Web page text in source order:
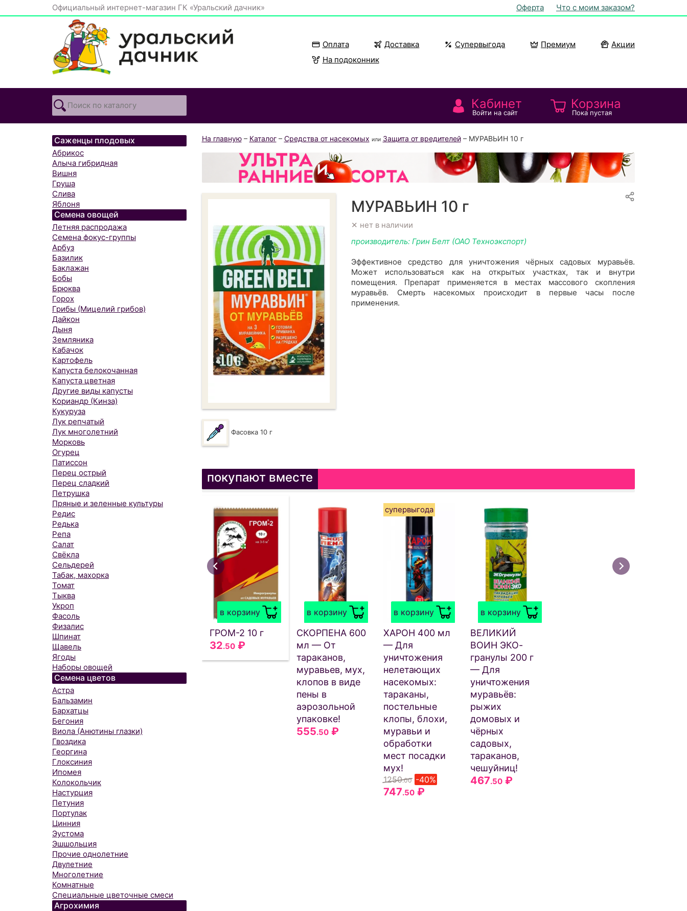
Официальный интернет-магазин ГК «Уральский дачник» Оферта Что с моим заказом?
Оплата Доставка Супервыгода Премиум
Акции
На подоконник
Кабинет
Войти на сайт
Корзина
Пока пустая
Саженцы плодовых
Абрикос
Алыча гибридная
Вишня
Груша
Слива
Яблоня
Семена овощей
Летняя распродажа
Семена фокус-группы
Арбуз
Базилик
Баклажан
Бобы
Брюква
Горох
Грибы (Мицелий грибов)
Дайкон
Дыня
Земляника
Кабачок
Картофель
Капуста белокочанная
Капуста цветная
Другие виды капусты
Кориандр (Кинза)
Кукуруза
Лук репчатый
Лук многолетний
Морковь
Огурец
Патиссон
Перец острый
Перец сладкий
Петрушка
Пряные и зеленные культуры
Редис
Редька
Репа
Салат
Свёкла
Сельдерей
Табак, махорка
Томат
Тыква
Укроп
Фасоль
Физалис
Шпинат
Щавель
Ягоды
Наборы овощей
Семена цветов
Астра
Бальзамин
Бархатцы
Бегония
Виола (Анютины глазки)
Гвоздика
Георгина
Глоксиния
Ипомея
Колокольчик
Настурция
Петуния
Портулак
Цинния
Эустома
Эшшольция
Прочие однолетние
Двулетние
Многолетние
Комнатные
Специальные цветочные смеси
Агрохимия
На главную– Каталог– Средства от насекомых или Защита от вредителей– МУРАВЬИН 10 г
Фасовка 10 г
МУРАВЬИН 10 г
✕ нет в наличии
производитель: Грин Белт (ОАО Техноэкспорт)
Эффективное средство для уничтожения чёрных садовых муравьёв.
Может использоваться как на открытых участках, так и внутри
помещения. Препарат применяется в местах массового скопления
муравьёв. Смерть насекомых происходит в первые часы после
применения.
покупают вместе
в корзину
ГРОМ-2 10 г
32.50₽
в корзину
СКОРПЕНА 600
мл — От
тараканов,
муравьев, мух,
клопов в виде
пены в
аэрозольной
упаковке!
555.50₽
в корзину
супервыгода
ХАРОН 400 мл
— Для
уничтожения
нелетающих
насекомых:
тараканы,
постельные
клопы, блохи,
муравьи и
обработки
мест посадки
мух!
1250.00 -40%
747.50₽
в корзину
ВЕЛИКИЙ
ВОИН ЭКО-
гранулы 200 г
— Для
уничтожения
муравьёв:
рыжих
домовых и
чёрных
садовых,
тараканов,
чешуйниц!
467.50₽